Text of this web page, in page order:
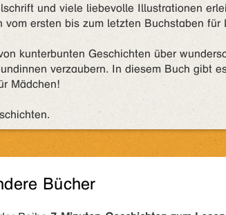
und viele liebevolle Illustrationen
vom ersten bis zum letzten Buchstaben für
kunterbunten Geschichten über
verzaubern. In diesem Buch gibt
Mädchen!
Bücher